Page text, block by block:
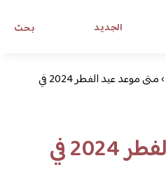
بحث الجديد
العصرية ›
متى موعد عيد الفطر 2024 في
متى موعد عيد الفطر 2024 في